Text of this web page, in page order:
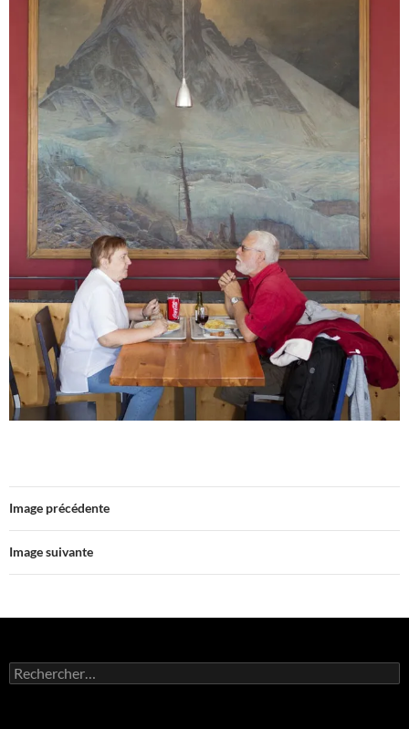
Image précédente
Image suivante
Rechercher :